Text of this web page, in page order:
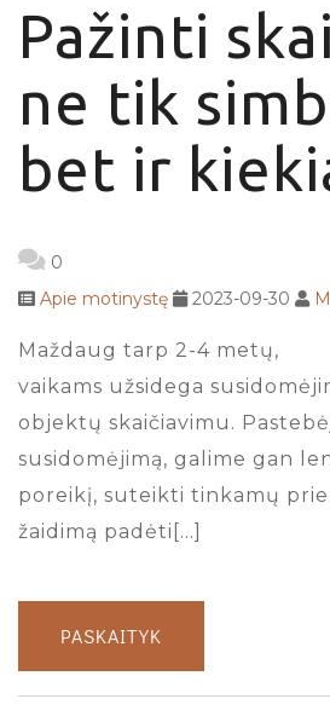
Pažinti
ne tik
bet ir
0
Apie motinystę
2023-09-30
Maždaug tarp 2-4 metų,
vaikams užsidega
objektų skaičiavimu.
susidomėjimą, galime gan
poreikį, suteikti tinkamų
žaidimą padėti[…]
PASKAITYK